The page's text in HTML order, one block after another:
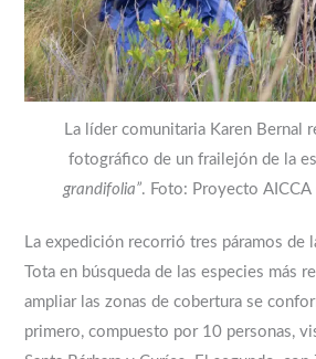
La líder comunitaria Karen Bernal
fotográfico de un frailejón de la
grandifolia”. Foto: Proyecto AICCA
La expedición recorrió tres páramos de
Tota en búsqueda de las especies más
ampliar las zonas de cobertura se
primero, compuesto por 10 personas,